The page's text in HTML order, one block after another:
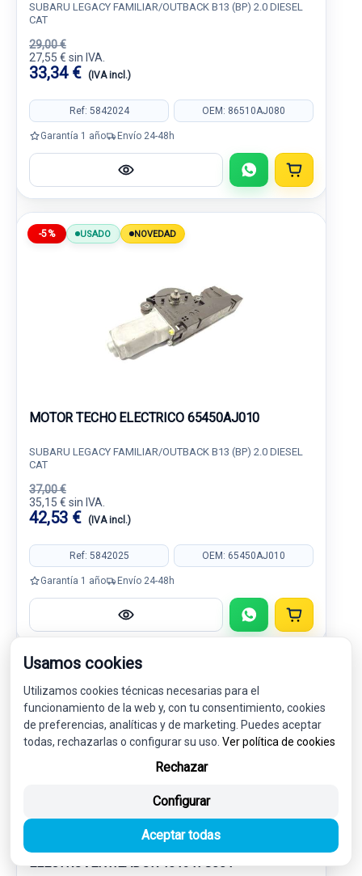
SUBARU LEGACY FAMILIAR/OUTBACK B13 (BP) 2.0 DIESEL
CAT
29,00 €
27,55 € sin IVA.
33,34 € (IVA incl.)
Ref: 5842024 OEM: 86510AJ080
Garantía 1 año Envío 24-48h
-5% USADO NOVEDAD
MOTOR TECHO ELECTRICO 65450AJ010
SUBARU LEGACY FAMILIAR/OUTBACK B13 (BP) 2.0 DIESEL
CAT
37,00 €
35,15 € sin IVA.
42,53 € (IVA incl.)
Ref: 5842025 OEM: 65450AJ010
Garantía 1 año Envío 24-48h
ELECTROVENTILADOR 45131FG001
Usamos cookies
Utilizamos cookies técnicas necesarias para el
funcionamiento de la web y, con tu consentimiento, cookies
de preferencias, analíticas y de marketing. Puedes aceptar
todas, rechazarlas o configurar su uso. Ver política de cookies
Rechazar
Configurar
Aceptar todas